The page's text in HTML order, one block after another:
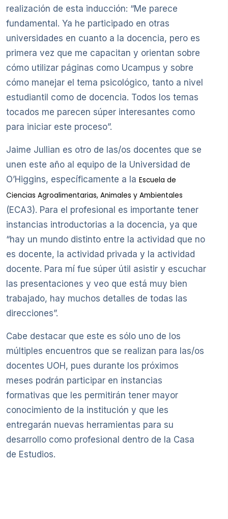
realización de esta inducción: “Me parece
fundamental. Ya he participado en otras
universidades en cuanto a la docencia, pero es
primera vez que me capacitan y orientan sobre
cómo utilizar páginas como Ucampus y sobre
cómo manejar el tema psicológico, tanto a nivel
estudiantil como de docencia. Todos los temas
tocados me parecen súper interesantes como
para iniciar este proceso”.
Jaime Jullian es otro de las/os docentes que se
unen este año al equipo de la Universidad de
O’Higgins, específicamente a la Escuela de
Ciencias Agroalimentarias, Animales y Ambientales
(ECA3). Para el profesional es importante tener
instancias introductorias a la docencia, ya que
“hay un mundo distinto entre la actividad que no
es docente, la actividad privada y la actividad
docente. Para mí fue súper útil asistir y escuchar
las presentaciones y veo que está muy bien
trabajado, hay muchos detalles de todas las
direcciones”.
Cabe destacar que este es sólo uno de los
múltiples encuentros que se realizan para las/os
docentes UOH, pues durante los próximos
meses podrán participar en instancias
formativas que les permitirán tener mayor
conocimiento de la institución y que les
entregarán nuevas herramientas para su
desarrollo como profesional dentro de la Casa
de Estudios.